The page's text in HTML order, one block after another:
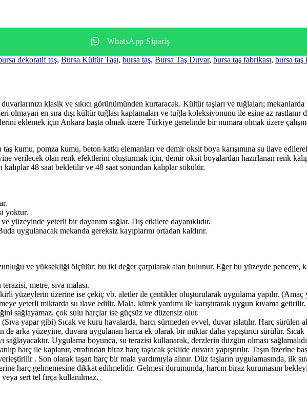
WhatsApp Sipariş
dekoratif taş, Bursa Kültür Taşı, bursa taş, Bursa Taş Duvar, bursa taş fabrikası, bursa taş
klasik ve sıkıcı görünümünden kurtaracak. Kültür taşları ve tuğlaları;
olmayan en sıra dışı kültür tuğlası kaplamaları ve tuğla koleksiyonunu ile eşine az rastlanır
eklemek için Ankara başta olmak üzere Türkiye genelinde bir numara olmak üzere
kumu, pomza kumu, beton katkı elemanları ve demir oksit boya karışımına su ilave
verilecek olan renk efektlerini oluşturmak için, demir oksit boyalardan hazırlanan renk
kalıplar 48 saat bekletilir ve 48 saat sonundan kalıplar sökülür.
yoktur.
yüzeyinde yeterli bir dayanım sağlar. Dış etkilere dayanıklıdır.
uygulanacak mekanda gereksiz kayıplarını ortadan kaldırır.
ve yüksekliği ölçülür; bu iki değer çarpılarak alan bulunur. Eğer bu yüzeyde pencere,
metre, sıva malası.
yüzeylerin üzerine ise çekiç vb. aletler ile çentikler oluşturularak uygulama yapılır. (Amaç
yeterli miktarda su ilave edilir. Mala, kürek yardımı ile karıştırarak uygun kıvama
sağlayamaz, çok sulu harçlar ise güçsüz ve düzensiz olur.
yapar gibi) Sıcak ve kuru havalarda, harcı sürmeden evvel, duvar ıslatılır. Harç
arka yüzeyine, duvara uygulanan harca ek olarak bir miktar daha yapıştırıcı sürülür.
sağlayacaktır. Uygulama boyunca, su terazisi kullanarak, derzlerin düzgün olması
harç ile kaplanır, etrafından biraz harç taşacak şekilde duvara yapıştırılır. Taşın üzerine
. Son olarak taşan harç bir mala yardımıyla alınır. Düz taşların uygulamasında, ilk
harç gelmemesine dikkat edilmelidir. Gelmesi durumunda, harcın biraz kurumasını
sert tel fırça kullanılmaz.